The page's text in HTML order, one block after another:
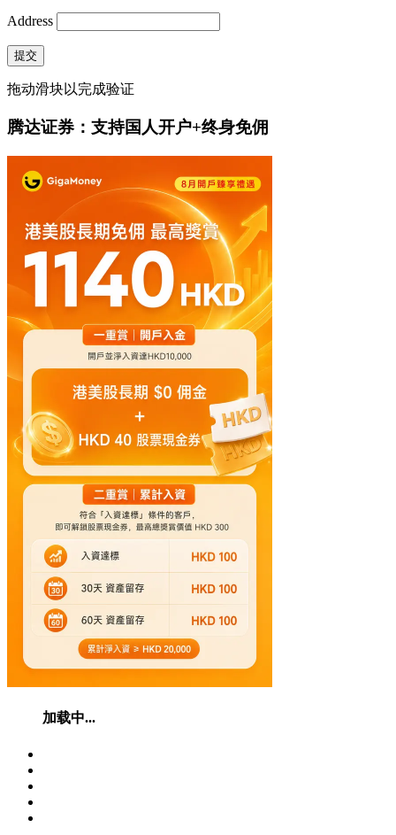
Address
提交
拖动滑块以完成验证
腾达证券：支持国人开户+终身免佣
加载中...